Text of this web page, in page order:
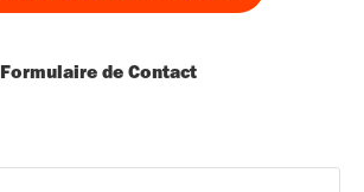
Formulaire de Contact